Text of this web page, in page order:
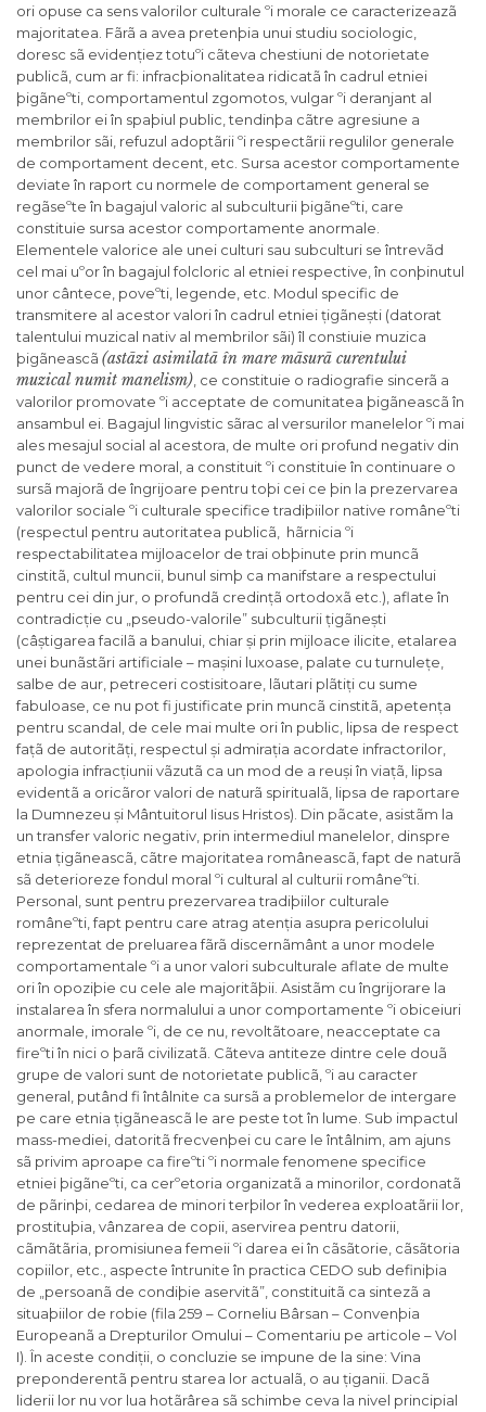
ori opuse ca sens valorilor culturale ºi morale ce caracterizeazã
majoritatea. Fãrã a avea pretenþia unui studiu sociologic,
doresc sã evidențiez totuºi cãteva chestiuni de notorietate
publicã, cum ar fi: infracþionalitatea ridicatã în cadrul etniei
þigãneºti, comportamentul zgomotos, vulgar ºi deranjant al
membrilor ei în spaþiul public, tendinþa cãtre agresiune a
membrilor sãi, refuzul adoptãrii ºi respectãrii regulilor generale
de comportament decent, etc. Sursa acestor comportamente
deviate în raport cu normele de comportament general se
regãseºte în bagajul valoric al subculturii þigãneºti, care
constituie sursa acestor comportamente anormale.
Elementele valorice ale unei culturi sau subculturi se întrevãd
cel mai uºor în bagajul folcloric al etniei respective, în conþinutul
unor cântece, poveºti, legende, etc. Modul specific de
transmitere al acestor valori în cadrul etniei țigãnești (datorat
talentului muzical nativ al membrilor sãi) îl constiuie muzica
þigãneascã (astãzi asimilatã în mare mãsurã curentului
muzical numit manelism) , ce constituie o radiografie sincerã a
valorilor promovate ºi acceptate de comunitatea þigãneascã în
ansambul ei. Bagajul lingvistic sãrac al versurilor manelelor ºi mai
ales mesajul social al acestora, de multe ori profund negativ din
punct de vedere moral, a constituit ºi constituie în continuare o
sursã majorã de îngrijoare pentru toþi cei ce þin la prezervarea
valorilor sociale ºi culturale specifice tradiþiilor native româneºti
(respectul pentru autoritatea publicã, hãrnicia ºi
respectabilitatea mijloacelor de trai obþinute prin muncã
cinstitã, cultul muncii, bunul simþ ca manifstare a respectului
pentru cei din jur, o profundã credințã ortodoxã etc.), aflate în
contradicție cu „pseudo-valorile” subculturii țigãnești
(câștigarea facilã a banului, chiar și prin mijloace ilicite, etalarea
unei bunãstãri artificiale – mașini luxoase, palate cu turnulețe,
salbe de aur, petreceri costisitoare, lãutari plãtiți cu sume
fabuloase, ce nu pot fi justificate prin muncã cinstitã, apetența
pentru scandal, de cele mai multe ori în public, lipsa de respect
fațã de autoritãți, respectul și admirația acordate infractorilor,
apologia infracțiunii vãzutã ca un mod de a reuși în viațã, lipsa
evidentã a oricãror valori de naturã spiritualã, lipsa de raportare
la Dumnezeu și Mântuitorul Iisus Hristos). Din pãcate, asistãm la
un transfer valoric negativ, prin intermediul manelelor, dinspre
etnia țigãneascã, cãtre majoritatea româneascã, fapt de naturã
sã deterioreze fondul moral ºi cultural al culturii româneºti.
Personal, sunt pentru prezervarea tradiþiilor culturale
româneºti, fapt pentru care atrag atenția asupra pericolului
reprezentat de preluarea fãrã discernãmânt a unor modele
comportamentale ºi a unor valori subculturale aflate de multe
ori în opoziþie cu cele ale majoritãþii. Asistãm cu îngrijorare la
instalarea în sfera normalului a unor comportamente ºi obiceiuri
anormale, imorale ºi, de ce nu, revoltãtoare, neacceptate ca
fireºti în nici o þarã civilizatã. Cãteva antiteze dintre cele douã
grupe de valori sunt de notorietate publicã, ºi au caracter
general, putând fi întâlnite ca sursã a problemelor de intergare
pe care etnia țigãneascã le are peste tot în lume. Sub impactul
mass-mediei, datoritã frecvenþei cu care le întâlnim, am ajuns
sã privim aproape ca fireºti ºi normale fenomene specifice
etniei þigãneºti, ca cerºetoria organizatã a minorilor, cordonatã
de pãrinþi, cedarea de minori terþilor în vederea exploatãrii lor,
prostituþia, vânzarea de copii, aservirea pentru datorii,
cãmãtãria, promisiunea femeii ºi darea ei în cãsãtorie, cãsãtoria
copiilor, etc., aspecte întrunite în practica CEDO sub definiþia
de „persoanã de condiþie aservitã”, constituitã ca sintezã a
situaþiilor de robie (fila 259 – Corneliu Bârsan – Convenþia
Europeanã a Drepturilor Omului – Comentariu pe articole – Vol
I). În aceste condiții, o concluzie se impune de la sine: Vina
preponderentã pentru starea lor actualã, o au țiganii. Dacã
liderii lor nu vor lua hotãrârea sã schimbe ceva la nivel principial